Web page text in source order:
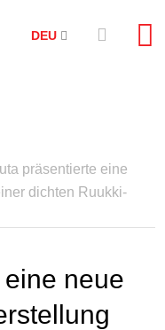
DEU
präsentierte eine
dichten Ruukki-
neue